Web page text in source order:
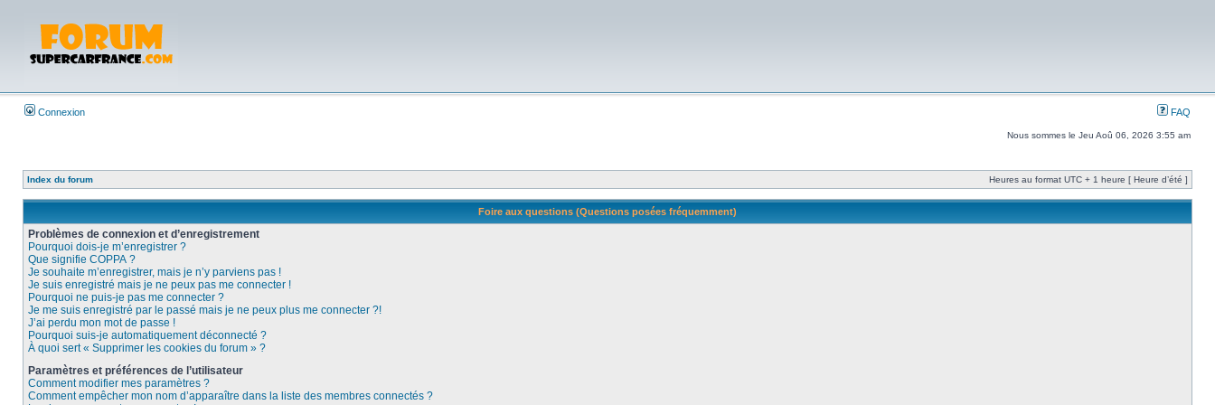
Connexion FAQ
Nous sommes le Jeu Aoû 06, 2026 3:55 am
Index du forum Heures au format UTC + 1 heure [ Heure d’été ]
Foire aux questions (Questions posées fréquemment)
Problèmes de connexion et d’enregistrement
Pourquoi dois-je m’enregistrer ?
Que signifie COPPA ?
Je souhaite m’enregistrer, mais je n’y parviens pas !
Je suis enregistré mais je ne peux pas me connecter !
Pourquoi ne puis-je pas me connecter ?
Je me suis enregistré par le passé mais je ne peux plus me connecter ?!
J’ai perdu mon mot de passe !
Pourquoi suis-je automatiquement déconnecté ?
À quoi sert « Supprimer les cookies du forum » ?
Paramètres et préférences de l’utilisateur
Comment modifier mes paramètres ?
Comment empêcher mon nom d’apparaître dans la liste des membres connectés ?